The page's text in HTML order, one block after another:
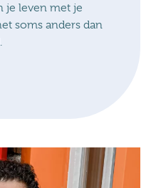
je leven met je
soms anders dan